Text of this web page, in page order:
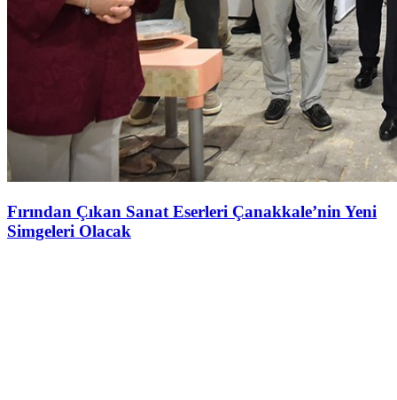
Fırından Çıkan Sanat Eserleri Çanakkale’nin Yeni
Simgeleri Olacak